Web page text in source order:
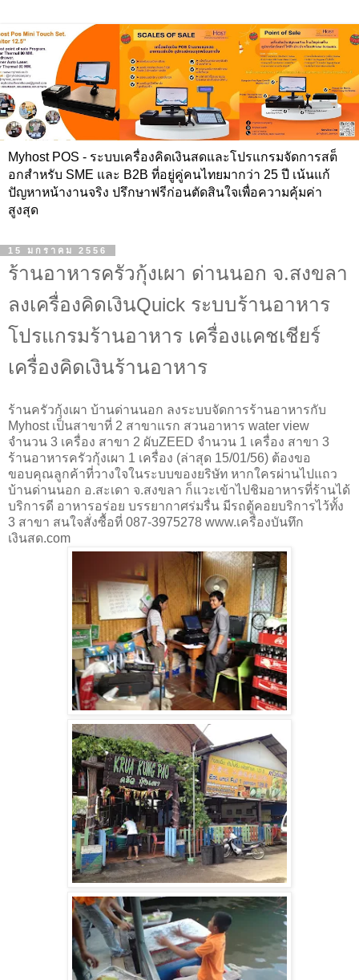
Myhost POS - ระบบเครื่องคิดเงินสดและโปรแกรมจัดการสต็
อกสำหรับ SME และ B2B ที่อยู่คู่คนไทยมากว่า 25 ปี เน้นแก้
ปัญหาหน้างานจริง ปรึกษาฟรีก่อนตัดสินใจเพื่อความคุ้มค่า
สูงสุด
15 มกราคม 2556
ร้านอาหารครัวกุ้งเผา ด่านนอก จ.สงขลา
ลงเครื่องคิดเงินQuick ระบบร้านอาหาร
โปรแกรมร้านอาหาร เครื่องแคชเชียร์
เครื่องคิดเงินร้านอาหาร
ร้านครัวกุ้งเผา บ้านด่านนอก ลงระบบจัดการร้านอาหารกับ
Myhost เป็นสาขาที่ 2 สาขาแรก สวนอาหาร water view
จำนวน 3 เครื่อง สาขา 2 ผับZEED จำนวน 1 เครื่อง สาขา 3
ร้านอาหารครัวกุ้งเผา 1 เครื่อง (ล่าสุด 15/01/56) ต้องขอ
ขอบคุณลูกค้าที่วางใจในระบบของยริษัท หากใครผ่านไปแถว
บ้านด่านนอก อ.สะเดา จ.สงขลา ก็แวะเข้าไปชิมอาหารที่ร้านได้
บริการดี อาหารอร่อย บรรยากาศร่มรื่น มีรถตู้คอยบริการไว้ทั้ง
3 สาขา สนใจสั่งซื้อที่ 087-3975278 www.เครื่องบันทึก
เงินสด.com